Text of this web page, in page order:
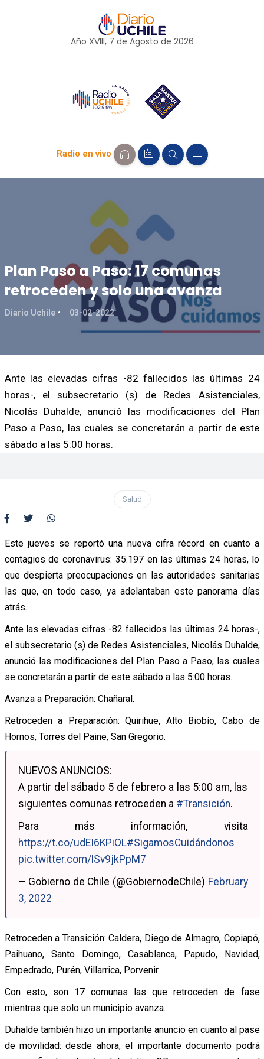
Año XVIII, 7 de Agosto de 2026
Radio en vivo
Plan Paso a Paso: 17 comunas
retroceden y solo una avanza
Diario Uchile 03-02-2022
Ante las elevadas cifras -82 fallecidos las últimas 24
horas-, el subsecretario (s) de Redes Asistenciales,
Nicolás Duhalde, anunció las modificaciones del Plan
Paso a Paso, las cuales se concretarán a partir de este
sábado a las 5:00 horas.
Salud
Este jueves se reportó una nueva cifra récord en cuanto a
contagios de coronavirus: 35.197 en las últimas 24 horas, lo
que despierta preocupaciones en las autoridades sanitarias
las que, en todo caso, ya adelantaban este panorama días
atrás.
Ante las elevadas cifras -82 fallecidos las últimas 24 horas-,
el subsecretario (s) de Redes Asistenciales, Nicolás Duhalde,
anunció las modificaciones del Plan Paso a Paso, las cuales
se concretarán a partir de este sábado a las 5:00 horas.
Avanza a Preparación: Chañaral.
Retroceden a Preparación: Quirihue, Alto Biobío, Cabo de
Hornos, Torres del Paine, San Gregorio.
NUEVOS ANUNCIOS:
A partir del sábado 5 de febrero a las 5:00 am, las
siguientes comunas retroceden a #Transición.
Para más información, visita
https://t.co/udEI6KPiOL#SigamosCuidándonos
pic.twitter.com/lSv9jkPpM7
— Gobierno de Chile (@GobiernodeChile) February
3, 2022
Retroceden a Transición: Caldera, Diego de Almagro, Copiapó,
Paihuano, Santo Domingo, Casablanca, Papudo, Navidad,
Empedrado, Purén, Villarrica, Porvenir.
Con esto, son 17 comunas las que retroceden de fase
mientras que solo un municipio avanza.
Duhalde también hizo un importante anuncio en cuanto al pase
de movilidad: desde ahora, el importante documento podrá